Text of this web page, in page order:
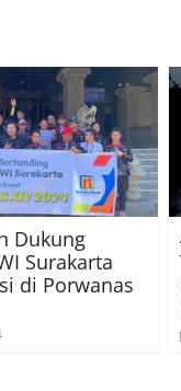
Dukung
Surakarta
di Porwanas